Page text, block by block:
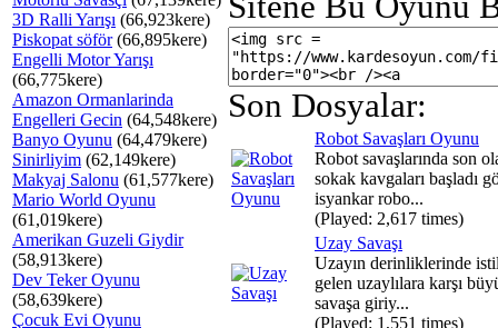
3D Ralli Yarışı (66,923kere)
Piskopat söför(66,895kere)
Engelli Motor Yarışı
(66,775kere)
Amazon Ormanlarinda
Engelleri Gecin (64,548kere)
Banyo Oyunu (64,479kere)
Sinirliyim (62,149kere)
Makyaj Salonu (61,577kere)
Mario World Oyunu
(61,019kere)
Amerikan Guzeli Giydir
(58,913kere)
Dev Teker Oyunu
(58,639kere)
Çocuk Evi Oyunu
Son Dosyalar:
Robot Savaşları Oyunu
Robot savaşlarında son
sokak kavgaları başladı
isyankar robo...
(Played: 2,617 times)
Uzay Savaşı
Uzayın derinliklerinde
gelen uzaylılara karşı
savaşa giriy...
(Played: 1,551 times)